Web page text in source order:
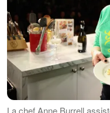
La chef Anne Burrell